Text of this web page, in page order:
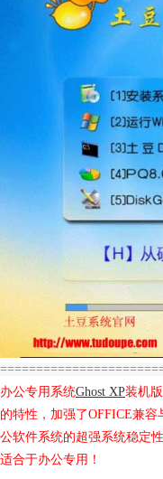
办公专用系统Ghost XP装机
的特性，加强了OFFICE兼
公软件系统的超强系统稳定
适合于办公专用！